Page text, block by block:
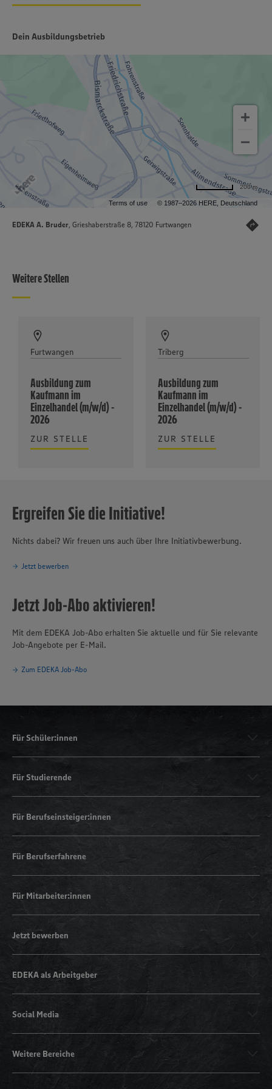
Dein Ausbildungsbetrieb
Terms of use © 1987–2026 HERE, Deutschland
200 m
EDEKA A. Bruder, Grieshaberstraße 8, 78120 Furtwangen
Weitere Stellen
Furtwangen
Ausbildung zum
Kaufmann im
Einzelhandel (m/w/d) -
2026
ZUR STELLE
Triberg
Ausbildung zum
Kaufmann im
Einzelhandel (m/w/d) -
2026
ZUR STELLE
Ergreifen Sie die Initiative!
Nichts dabei? Wir freuen uns auch über Ihre Initiativbewerbung.
Jetzt bewerben
Jetzt Job-Abo aktivieren!
Mit dem EDEKA Job-Abo erhalten Sie aktuelle und für Sie relevante
Job-Angebote per E-Mail.
Zum EDEKA Job-Abo
Für Schüler:innen
Für Studierende
Für Berufseinsteiger:innen
Für Berufserfahrene
Für Mitarbeiter:innen
Jetzt bewerben
EDEKA als Arbeitgeber
Social Media
Weitere Bereiche